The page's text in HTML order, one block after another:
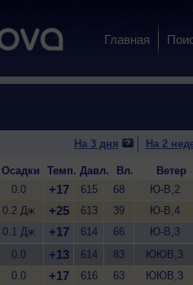
Главная
На 3 дня На 2
Осадки Темп. Давл. Вл.
Ветер
0.0 +17 615 68
Ю-В,2
0.2 Дж +25 613 39
Ю-В,4
0.1 Дж +17 614 66
Ю-В,3
0.0 +13 614 83
ЮЮВ,3
0.0 +17 616 63
ЮЮВ,3